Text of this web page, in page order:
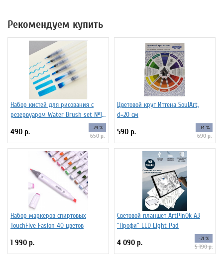
Рекомендуем купить
Набор кистей для рисования c
резервуаром Water Brush set №1,
490 р. -24 %
650 р.
Цветовой круг Иттена SoulArt,
d=20 см
590 р. -14 %
690 р.
Набор маркеров спиртовых
TouchFive Fasion 40 цветов
1 990 р.
Световой планшет ArtPinOk А3
"Профи" LED Light Pad
4 090 р. -21 %
5 190 р.